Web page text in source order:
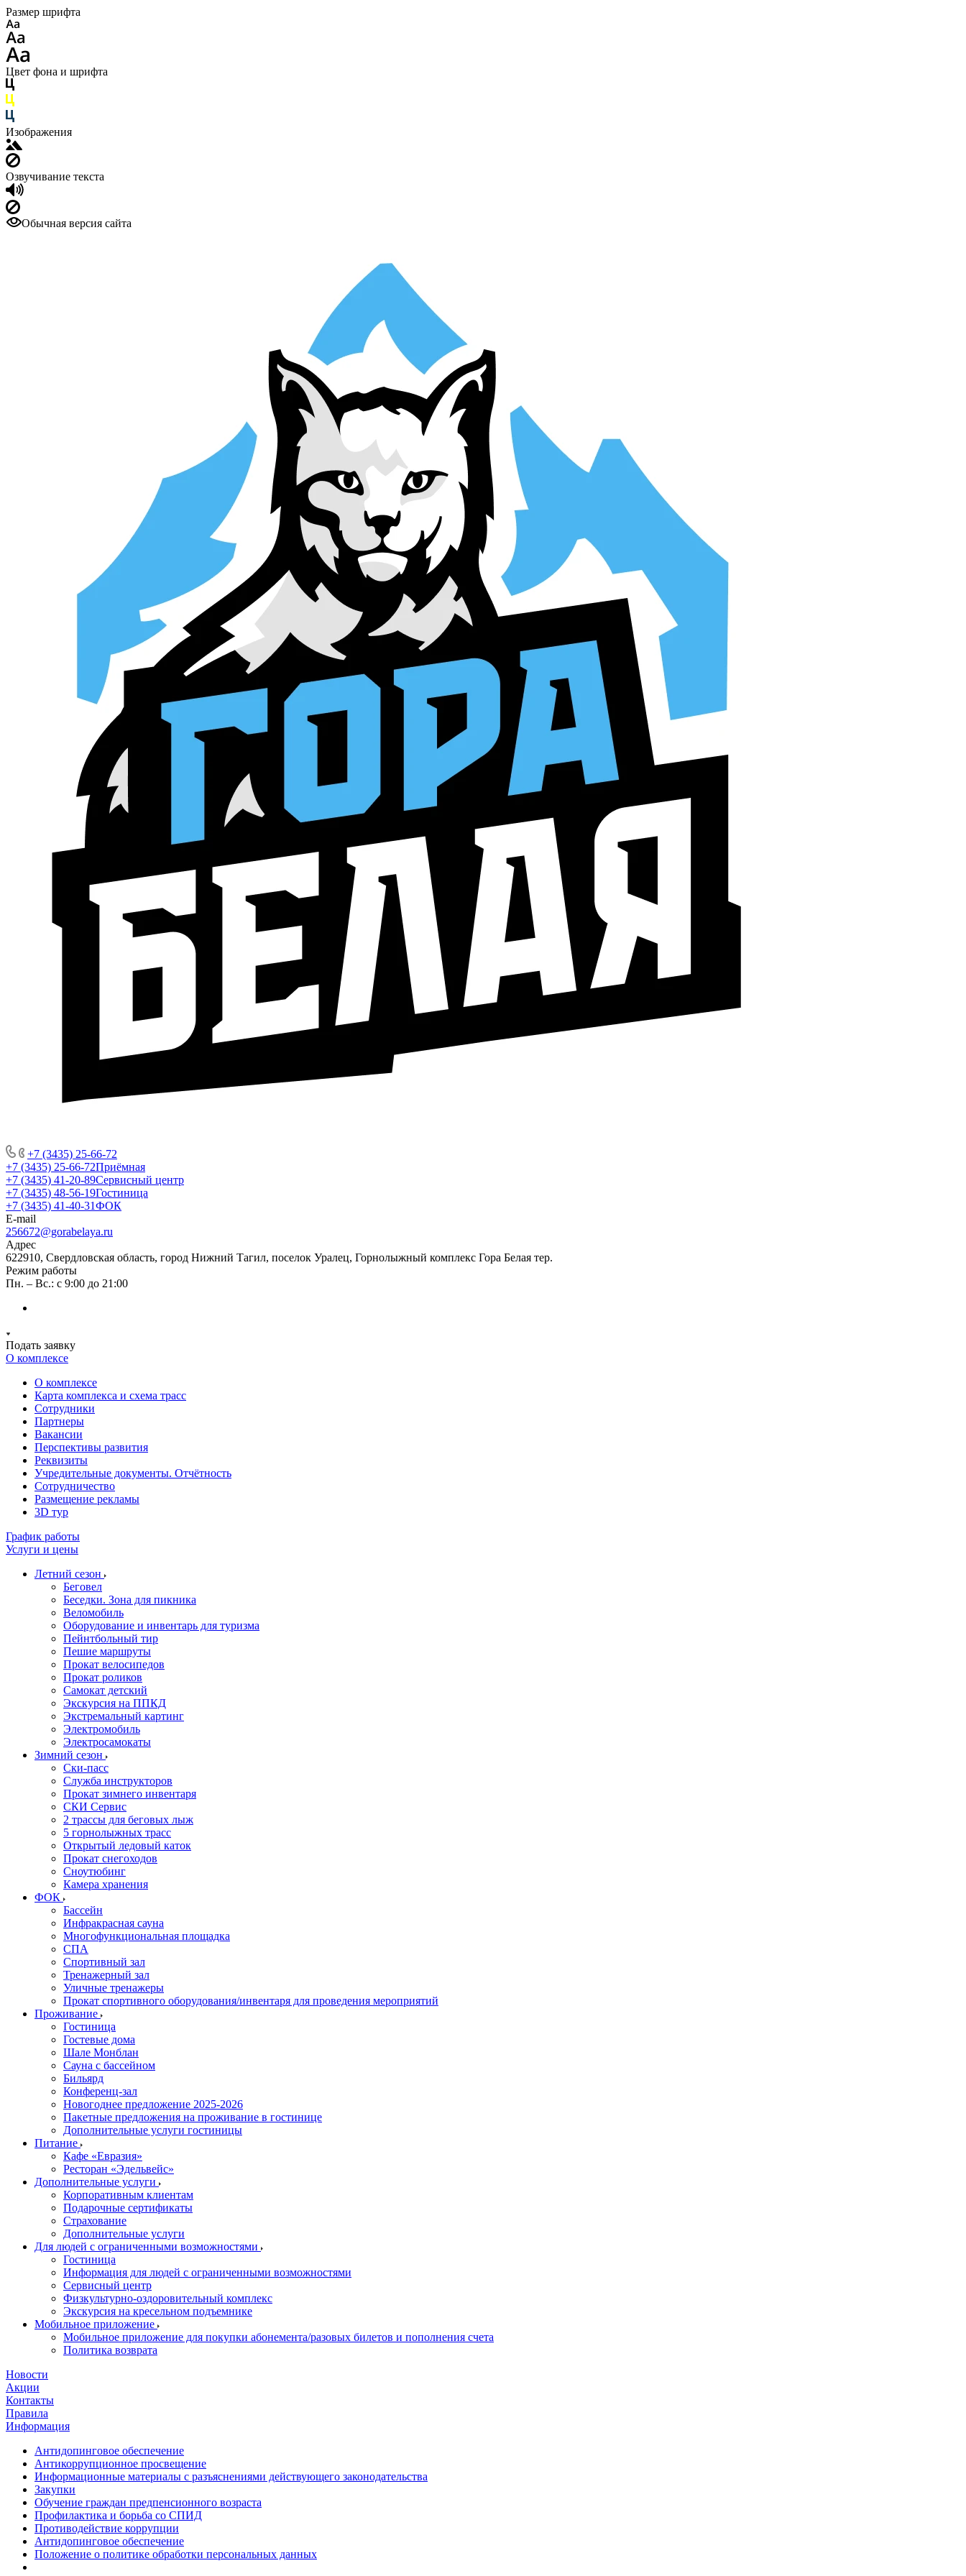
Размер шрифта
Цвет фона и шрифта
Изображения
Озвучивание текста
Обычная версия сайта
+7 (3435) 25-66-72
+7 (3435) 25-66-72Приёмная
+7 (3435) 41-20-89Сервисный центр
+7 (3435) 48-56-19Гостиница
+7 (3435) 41-40-31ФОК
E-mail
256672@gorabelaya.ru
Адрес
622910, Свердловская область, город Нижний Тагил, поселок Уралец, Горнолыжный комплекс Гора Белая тер.
Режим работы
Пн. – Вс.: с 9:00 до 21:00
Подать заявку
О комплексе
О комплексе
Карта комплекса и схема трасс
Сотрудники
Партнеры
Вакансии
Перспективы развития
Реквизиты
Учредительные документы. Отчётность
Сотрудничество
Размещение рекламы
3D тур
График работы
Услуги и цены
Летний сезон
Беговел
Беседки. Зона для пикника
Веломобиль
Оборудование и инвентарь для туризма
Пейнтбольный тир
Пешие маршруты
Прокат велосипедов
Прокат роликов
Самокат детский
Экскурсия на ППКД
Экстремальный картинг
Электромобиль
Электросамокаты
Зимний сезон
Ски-пасс
Служба инструкторов
Прокат зимнего инвентаря
СКИ Сервис
2 трассы для беговых лыж
5 горнолыжных трасс
Открытый ледовый каток
Прокат снегоходов
Сноутюбинг
Камера хранения
ФОК
Бассейн
Инфракрасная сауна
Многофункциональная площадка
СПА
Спортивный зал
Тренажерный зал
Уличные тренажеры
Прокат спортивного оборудования/инвентаря для проведения мероприятий
Проживание
Гостиница
Гостевые дома
Шале Монблан
Сауна с бассейном
Бильярд
Конференц-зал
Новогоднее предложение 2025-2026
Пакетные предложения на проживание в гостинице
Дополнительные услуги гостиницы
Питание
Кафе «Евразия»
Ресторан «Эдельвейс»
Дополнительные услуги
Корпоративным клиентам
Подарочные сертификаты
Страхование
Дополнительные услуги
Для людей с ограниченными возможностями
Гостиница
Информация для людей с ограниченными возможностями
Сервисный центр
Физкультурно-оздоровительный комплекс
Экскурсия на кресельном подъемнике
Мобильное приложение
Мобильное приложение для покупки абонемента/разовых билетов и пополнения счета
Политика возврата
Новости
Акции
Контакты
Правила
Информация
Антидопинговое обеспечение
Антикоррупционное просвещение
Информационные материалы с разъяснениями действующего законодательства
Закупки
Обучение граждан предпенсионного возраста
Профилактика и борьба со СПИД
Противодействие коррупции
Антидопинговое обеспечение
Положение о политике обработки персональных данных